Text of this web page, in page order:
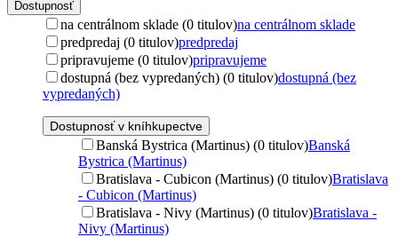
Dostupnosť
na centrálnom sklade (0 titulov)na centrálnom sklade
predpredaj (0 titulov)predpredaj
pripravujeme (0 titulov)pripravujeme
dostupná (bez vypredaných) (0 titulov)dostupná (bez
vypredaných)
Dostupnosť v kníhkupectve
Banská Bystrica (Martinus) (0 titulov)Banská
Bystrica (Martinus)
Bratislava - Cubicon (Martinus) (0 titulov)Bratislava
- Cubicon (Martinus)
Bratislava - Nivy (Martinus) (0 titulov)Bratislava -
Nivy (Martinus)